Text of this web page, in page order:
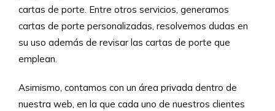
cartas de porte. Entre otros servicios, generamos
cartas de porte personalizadas, resolvemos dudas en
su uso además de revisar las cartas de porte que
emplean.
Asimismo, contamos con un área privada dentro de
nuestra web, en la que cada uno de nuestros clientes